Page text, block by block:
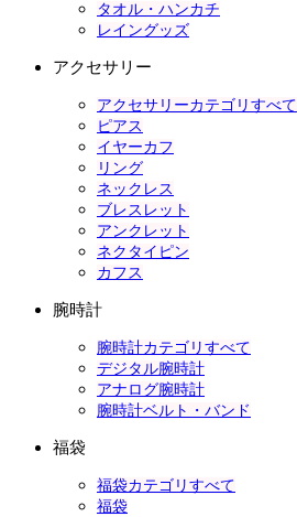
タオル・ハンカチ
レイングッズ
アクセサリー
アクセサリーカテゴリすべて
ピアス
イヤーカフ
リング
ネックレス
ブレスレット
アンクレット
ネクタイピン
カフス
腕時計
腕時計カテゴリすべて
デジタル腕時計
アナログ腕時計
腕時計ベルト・バンド
福袋
福袋カテゴリすべて
福袋